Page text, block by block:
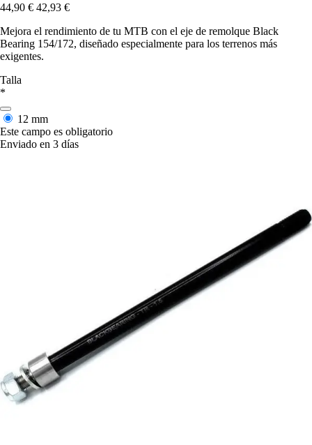
44,90 € 42,93 €
Mejora el rendimiento de tu MTB con el eje de remolque Black
Bearing 154/172, diseñado especialmente para los terrenos más
exigentes.
Talla
*
12 mm
Este campo es obligatorio
Enviado en 3 días